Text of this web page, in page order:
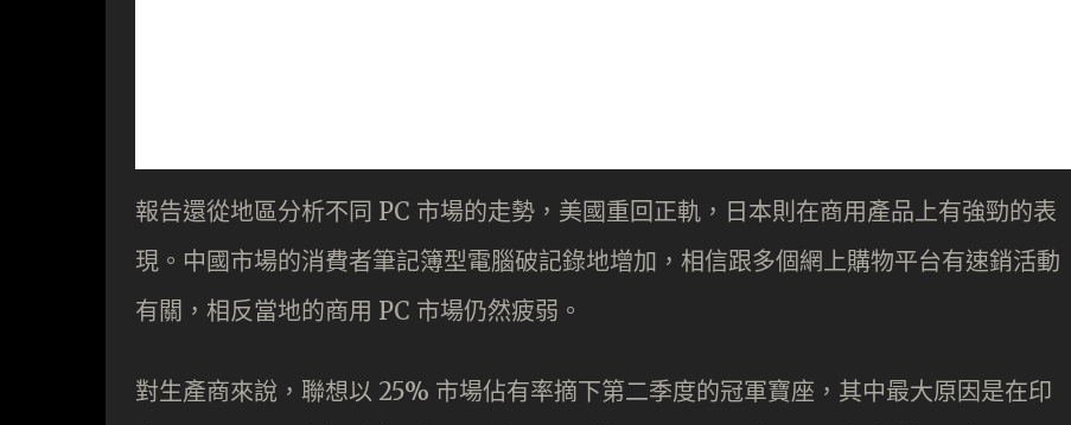
報告還從地區分析不同 PC 市場的走勢，美國重回正軌，日本則在商用產品上有強勁的表
現。中國市場的消費者筆記簿型電腦破記錄地增加，相信跟多個網上購物平台有速銷活動
有關，相反當地的商用 PC 市場仍然疲弱。
對生產商來說，聯想以 25% 市場佔有率摘下第二季度的冠軍寶座，其中最大原因是在印